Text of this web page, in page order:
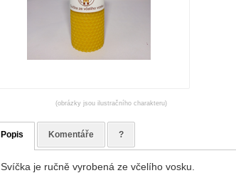
(obrázky jsou ilustračního charakteru)
Popis Komentáře ?
Svíčka je ručně vyrobená ze včelího vosku.